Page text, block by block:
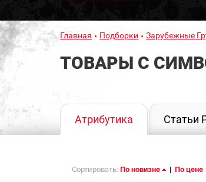
Главная Подборки Зарубежные
ТОВАРЫ С
Атрибутика Статьи
Сортировать: По новизне | По цене